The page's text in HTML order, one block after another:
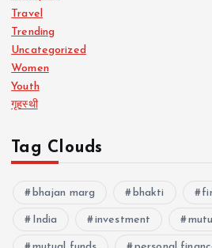
Travel
Trending
Uncategorized
Women
Youth
गृहस्थी
Tag Clouds
bhajan marg bhakti
India investment